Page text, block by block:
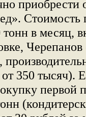
приобрести
Стоимость
в месяц,
Черепанов
от 350 тысяч).
первой